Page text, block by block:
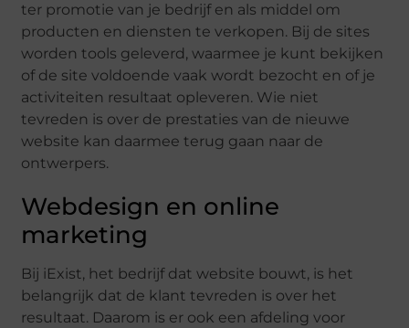
ter promotie van je bedrijf en als middel om
producten en diensten te verkopen. Bij de sites
worden tools geleverd, waarmee je kunt bekijken
of de site voldoende vaak wordt bezocht en of je
activiteiten resultaat opleveren. Wie niet
tevreden is over de prestaties van de nieuwe
website kan daarmee terug gaan naar de
ontwerpers.
Webdesign en online
marketing
Bij iExist, het bedrijf dat website bouwt, is het
belangrijk dat de klant tevreden is over het
resultaat. Daarom is er ook een afdeling voor